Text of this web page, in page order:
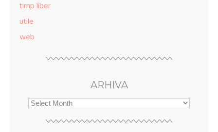
timp liber
utile
web
ARHIVA